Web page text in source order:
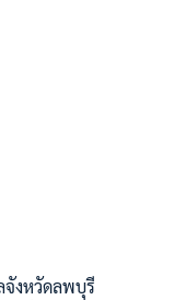
งหวัดลพบุรี